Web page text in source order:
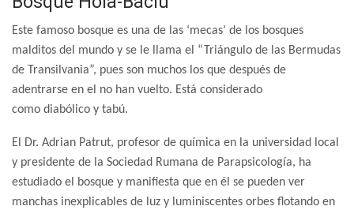
Este famoso bosque es una de las ‘mecas’ de los bosques
malditos del mundo y se le llama el “Triángulo de las Bermudas
de Transilvania”, pues son muchos los que después de
adentrarse en el no han vuelto. Está considerado
como diabólico y tabú.
El Dr. Adrian Patrut, profesor de química en la universidad local
y presidente de la Sociedad Rumana de Parapsicología, ha
estudiado el bosque y manifiesta que en él se pueden ver
manchas inexplicables de luz y luminiscentes orbes flotando en